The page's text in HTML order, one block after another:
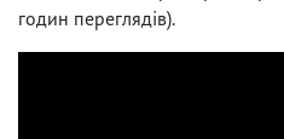
годин переглядів).